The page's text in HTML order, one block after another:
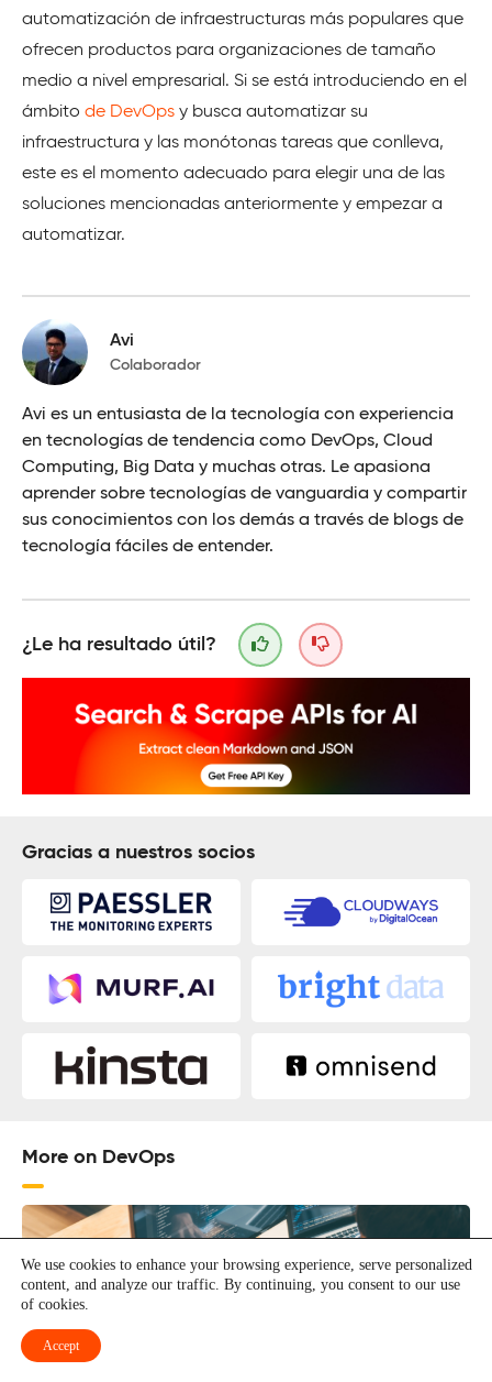
automatización de infraestructuras más populares que
ofrecen productos para organizaciones de tamaño
medio a nivel empresarial. Si se está introduciendo en el
ámbito de DevOps y busca automatizar su
infraestructura y las monótonas tareas que conlleva,
este es el momento adecuado para elegir una de las
soluciones mencionadas anteriormente y empezar a
automatizar.
Avi
Colaborador
Avi es un entusiasta de la tecnología con experiencia
en tecnologías de tendencia como DevOps, Cloud
Computing, Big Data y muchas otras. Le apasiona
aprender sobre tecnologías de vanguardia y compartir
sus conocimientos con los demás a través de blogs de
tecnología fáciles de entender.
¿Le ha resultado útil?
Gracias a nuestros socios
More on DevOps
We use cookies to enhance your browsing experience, serve personalized
content, and analyze our traffic. By continuing, you consent to our use
of cookies.
Accept